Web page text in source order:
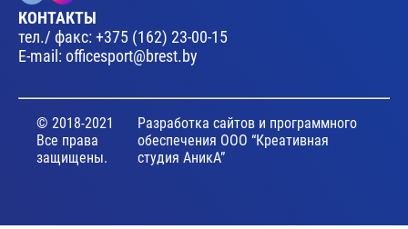
КОНТАКТЫ
тел./ факс: +375 (162) 23-00-15
E-mail: officesport@brest.by
© 2018-2021
Все права
защищены.
Разработка сайтов и программного
обеспечения ООО “Креативная
студия АникА”